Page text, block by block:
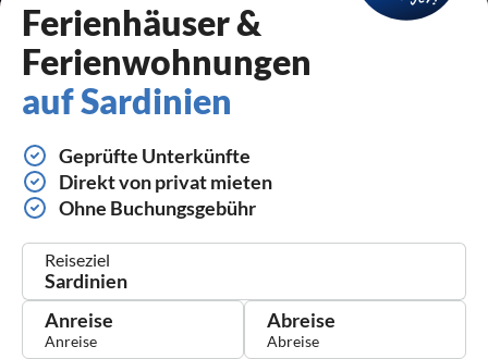
Ferienhäuser &
Ferienwohnungen
auf Sardinien
Geprüfte Unterkünfte
Direkt von privat mieten
Ohne Buchungsgebühr
Reiseziel
Anreise Abreise